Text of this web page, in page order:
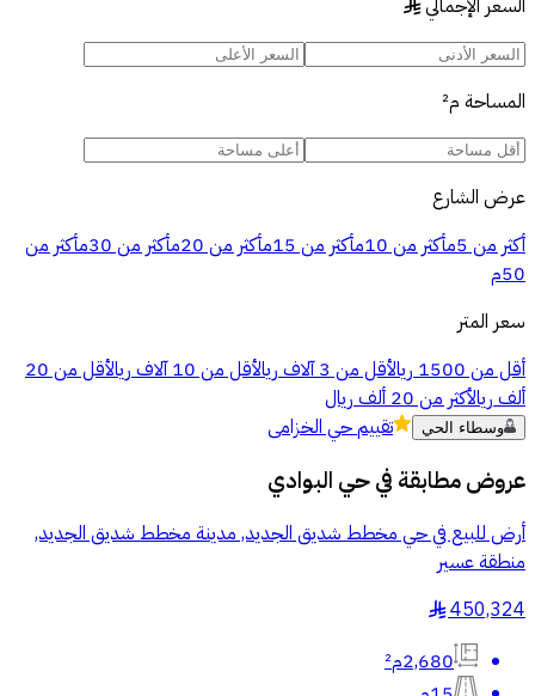
السعر الإجمالي §
المساحة م²
عرض الشارع
أكثر من 5م
أكثر من 10م أكثر من 15م أكثر من 20م أكثر من 30م
أكثر من
50م
سعر المتر
أقل من 1500 ريال
أقل من 3 آلاف ريال أقل من 10 آلاف ريال
أقل من 20
ألف ريالأكثر من 20 ألف ريال
وسطاء الحي تقييمحي الخزامى
عروض مطابقة فيحي البوادي
أرض للبيع في حي مخطط شديق الجديد, مدينة مخطط شديق الجديد,
منطقة عسير
450,324
§
2,680م²